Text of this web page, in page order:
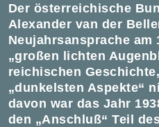
Der österreichische
Alexander van der
Neu­jahrs­an­sprache am
„großen lichten
reichischen
„dunkelsten Aspekte“
davon war das Jahr
den „Anschluß“ Teil